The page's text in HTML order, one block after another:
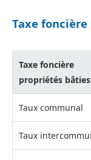
Taxe
Taxe foncière
propriétés bâties
Taux communal
Taux